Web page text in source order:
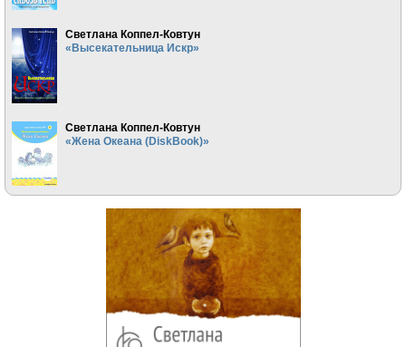
Светлана Коппел-Ковтун
«Высекательница Искр»
Светлана Коппел-Ковтун
«Жена Океана (DiskBook)»